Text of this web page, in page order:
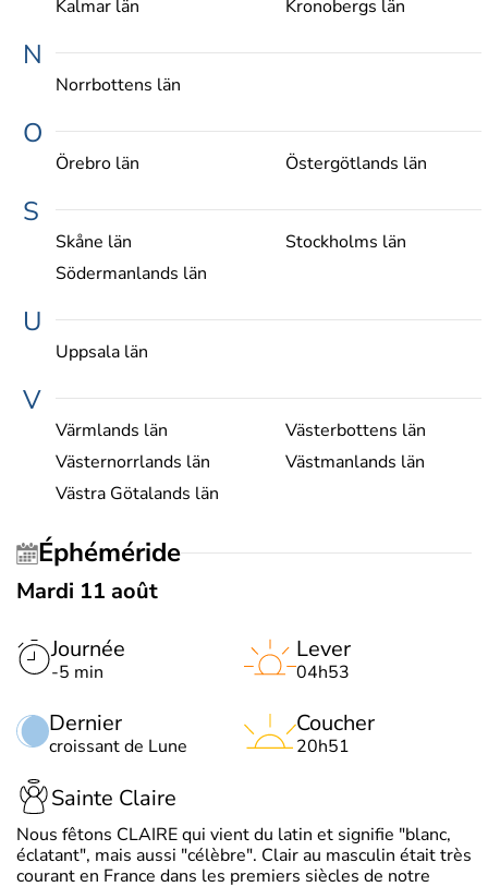
Kalmar län Kronobergs län
N
Norrbottens län
O
Örebro län Östergötlands län
S
Skåne län
Stockholms län
Södermanlands län
U
Uppsala län
V
Värmlands län
Västerbottens län
Västernorrlands län
Västmanlands län
Västra Götalands län
Éphéméride
Mardi 11 août
Journée
-5 min
Dernier
croissant de Lune
Lever
04h53
Coucher
20h51
Sainte Claire
Nous fêtons CLAIRE qui vient du latin et signifie "blanc,
éclatant", mais aussi "célèbre". Clair au masculin était très
courant en France dans les premiers siècles de notre